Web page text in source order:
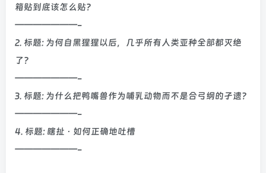
箱贴到底该怎么贴？
———————-
2. 标题: 为何自黑猩猩以后，几乎所有人类亚种全部都灭绝
了？
———————-
3. 标题: 为什么把鸭嘴兽作为哺乳动物而不是合弓纲的孑遗?
———————-
4. 标题: 瞎扯 · 如何正确地吐槽
———————-